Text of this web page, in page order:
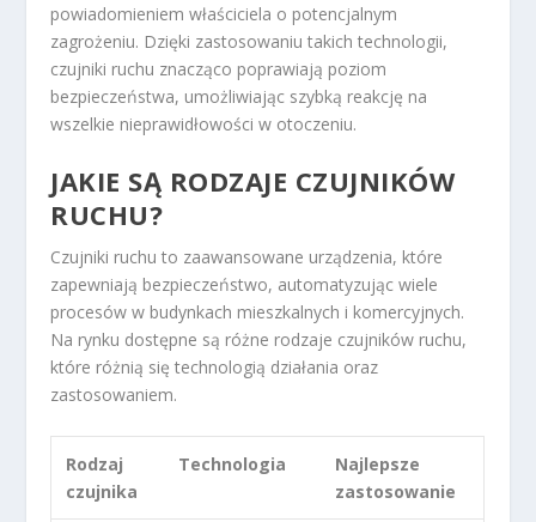
powiadomieniem właściciela o potencjalnym
zagrożeniu. Dzięki zastosowaniu takich technologii,
czujniki ruchu znacząco poprawiają poziom
bezpieczeństwa, umożliwiając szybką reakcję na
wszelkie nieprawidłowości w otoczeniu.
JAKIE SĄ RODZAJE CZUJNIKÓW
RUCHU?
Czujniki ruchu to zaawansowane urządzenia, które
zapewniają bezpieczeństwo, automatyzując wiele
procesów w budynkach mieszkalnych i komercyjnych.
Na rynku dostępne są różne rodzaje czujników ruchu,
które różnią się technologią działania oraz
zastosowaniem.
Rodzaj
czujnika
Technologia
Najlepsze
zastosowanie